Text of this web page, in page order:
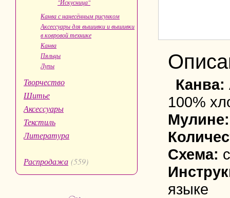
"Искусница"
Канва с нанесённым рисунком
Аксессуары для вышивки и вышивки
в ковровой технике
Канва
Пяльцы
Лупы
Творчество
Шитье
Аксессуары
Текстиль
Литература
Распродажа (559)
Канва:
100%
Схема:
языке